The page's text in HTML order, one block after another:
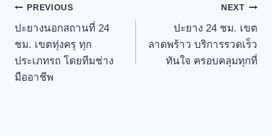
Post
navigation
PREVIOUS
ปะยางนอกสถานที่ 24
ชม. เขตทุ่งครุ ทุก
ประเภทรถ โดยทีมช่าง
มืออาชีพ
NEXT
ปะยาง 24 ชม. เขต
ลาดพร้าว บริการรวดเร็ว
ทันใจ ครอบคลุมทุกที่